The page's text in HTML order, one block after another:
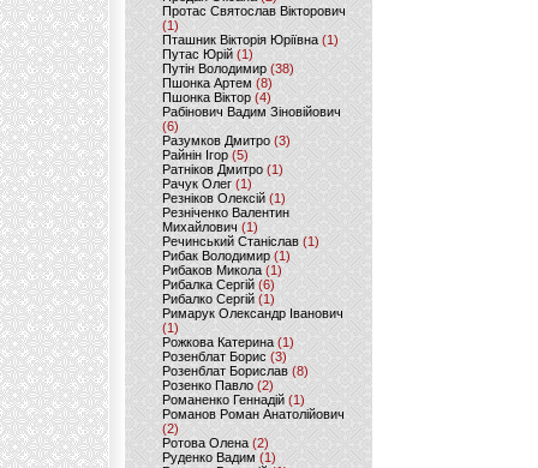
Протас Святослав Вікторович
(1)
Пташник Вікторія Юріївна (1)
Путас Юрій (1)
Путін Володимир(38)
Пшонка Артем (8)
Пшонка Віктор(4)
Рабінович Вадим Зіновійович
(6)
Разумков Дмитро (3)
Райнін Ігор(5)
Ратніков Дмитро (1)
Рачук Олег (1)
Резніков Олексій(1)
Резніченко Валентин
Михайлович (1)
Речинський Станіслав (1)
Рибак Володимир(1)
Рибаков Микола(1)
Рибалка Сергій (6)
Рибалко Сергій (1)
Римарук Олександр Іванович
(1)
Рожкова Катерина(1)
Розенблат Борис (3)
Розенблат Борислав (8)
Розенко Павло (2)
Романенко Геннадій (1)
Романов Роман Анатолійович
(2)
Ротова Олена(2)
Руденко Вадим (1)